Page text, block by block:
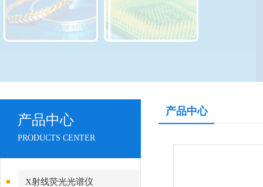
产品中心
PRODUCTS CENTER
X射线荧光光谱仪
产品中心